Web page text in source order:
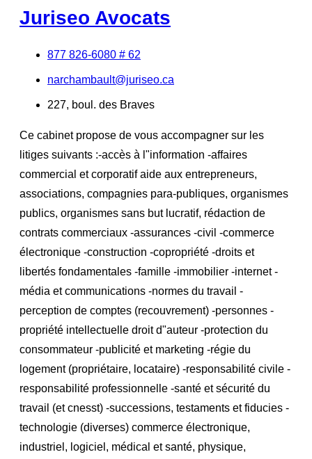
Juriseo Avocats
877 826-6080 # 62
narchambault@juriseo.ca
227, boul. des Braves
Ce cabinet propose de vous accompagner sur les
litiges suivants :-accès à l"information -affaires
commercial et corporatif aide aux entrepreneurs,
associations, compagnies para-publiques, organismes
publics, organismes sans but lucratif, rédaction de
contrats commerciaux -assurances -civil -commerce
électronique -construction -copropriété -droits et
libertés fondamentales -famille -immobilier -internet -
média et communications -normes du travail -
perception de comptes (recouvrement) -personnes -
propriété intellectuelle droit d"auteur -protection du
consommateur -publicité et marketing -régie du
logement (propriétaire, locataire) -responsabilité civile -
responsabilité professionnelle -santé et sécurité du
travail (et cnesst) -successions, testaments et fiducies -
technologie (diverses) commerce électronique,
industriel, logiciel, médical et santé, physique,